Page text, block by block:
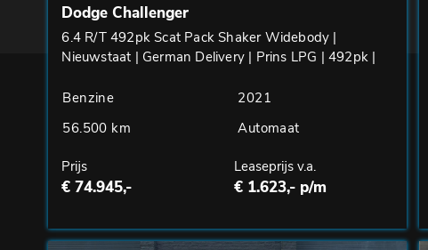
Dodge Challenger
6.4 R/T 492pk Scat Pack Shaker Widebody |
Nieuwstaat | German Delivery | Prins LPG | 492pk |
Benzine
2021
56.500 km
Automaat
Prijs
€ 74.945,-
Leaseprijs v.a.
€ 1.623,- p/m